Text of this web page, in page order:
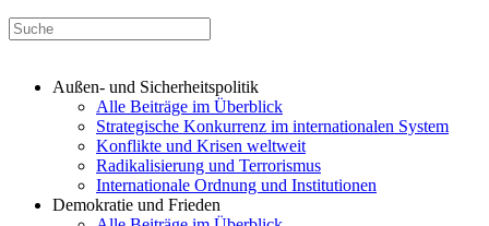
Außen- und Sicherheitspolitik
Alle Beiträge im Überblick
Strategische Konkurrenz im internationalen System
Konflikte und Krisen weltweit
Radikalisierung und Terrorismus
Internationale Ordnung und Institutionen
Demokratie und Frieden